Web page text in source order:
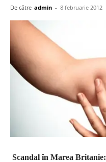
De către admin - 8 februarie 2012
Scandal în Marea